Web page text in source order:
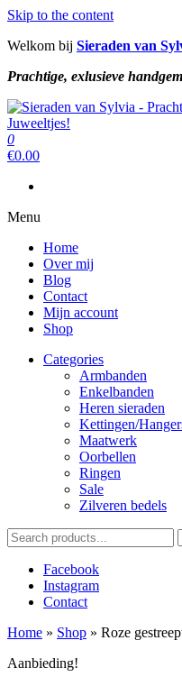
Skip to the content
Welkom bij Sieraden van
Prachtige, exlusieve
Sieraden van Sylvia
Prachtige, exclusieve
Sieraden van Sylvia
Prachtige, exclusieve
0
€0.00
Menu
Home
Over mij
Blog
Contact
Mijn account
Shop
Categories
Armbanden
Enkelbanden
Heren sieraden
Kettingen/
Maatwerk
Oorbellen
Ringen
Sale
Zilveren bedels
Facebook
Instagram
Contact
Home » Shop » Roze
Aanbieding!